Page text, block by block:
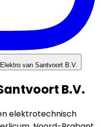
Elektro van Santvoort B.V.
B.V.
elektrotechnisch